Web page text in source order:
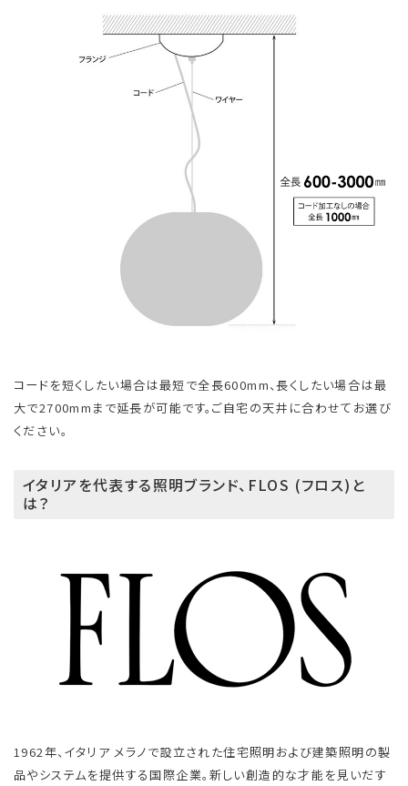
コードを短くしたい場合は最短で全長600mm、長くしたい場合は最
大で2700mmまで延長が可能です。ご自宅の天井に合わせてお選び
ください。
イタリアを代表する照明ブランド、FLOS (フロス)と
は？
1962年、イタリア メラノで設立された住宅照明および建築照明の製
品やシステムを提供する国際企業。新しい創造的な才能を見いだす